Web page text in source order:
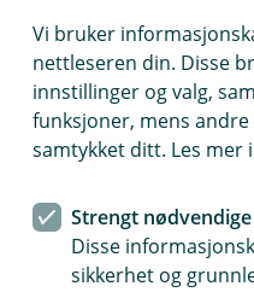
stort, er det gjerne
boligmarkedet. Tenk
boligprisene i sentrum
litt utenfor
gode buss- eller
Vi bruker
nettleseren din. Disse
innstillinger og valg,
funksjoner, mens
samtykket ditt. Les
Strengt
Disse
sikkerhet og